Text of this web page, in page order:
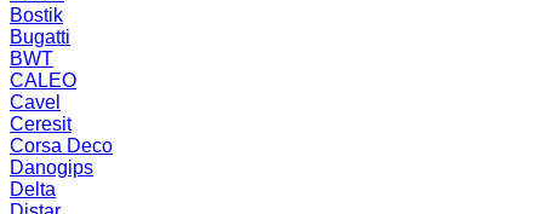
Bostik
Bugatti
BWT
CALEO
Cavel
Ceresit
Corsa Deco
Danogips
Delta